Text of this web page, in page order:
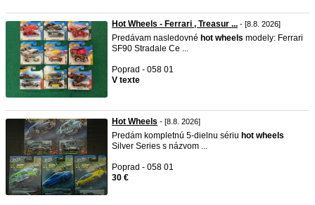
Hot Wheels - Ferrari , Treasur ... - [8.8. 2026]
Predávam nasledovné hot wheels modely: Ferrari
SF90 Stradale Ce ...
Poprad - 058 01
V texte
Hot Wheels - [8.8. 2026]
Predám kompletnú 5-dielnu sériu hot wheels
Silver Series s názvom ...
Poprad - 058 01
30 €